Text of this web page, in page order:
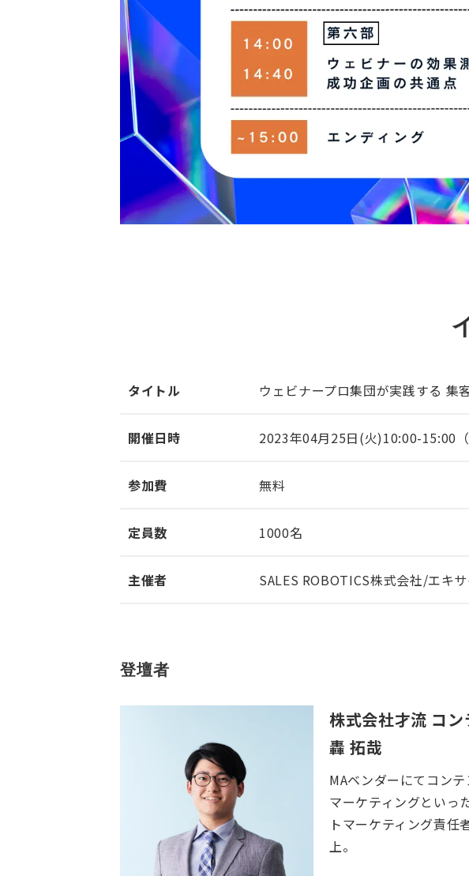
タイトル ウェビナープロ集団が実践する 集
開催日時 2023年04月25日(火)10:00-15:00（
参加費 無料
定員数 1000名
主催者 SALES ROBOTICS株式会社/エキ
登壇者
株式会社才流 コ
轟 拓哉
MAベンダーにてコン
マーケティングといっ
トマーケティング責
上。